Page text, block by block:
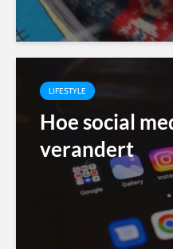
LIFESTYLE
Hoe social
verandert